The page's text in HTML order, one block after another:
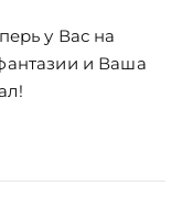
у Вас на
и Ваша